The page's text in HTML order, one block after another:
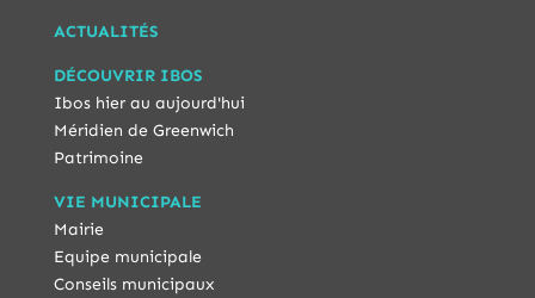
ACTUALITÉS
DÉCOUVRIR IBOS
Ibos hier au aujourd'hui
Méridien de Greenwich
Patrimoine
VIE MUNICIPALE
Mairie
Equipe municipale
Conseils municipaux